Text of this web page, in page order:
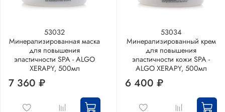
53032
Минерализированная маска
для повышения
эластичности SPA - ALGO
XERAPY, 500мл
7 360 ₽
53034
Минерализированный крем
для повышения
эластичности кожи SPA -
ALGO XERAPY, 500мл
6 400 ₽